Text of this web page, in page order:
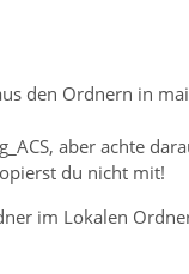
den Ordnern in
aber achte
du nicht mit!
im Lokalen